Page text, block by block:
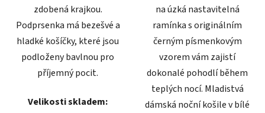
zdobená krajkou.
Podprsenka má bezešvé a
hladké košíčky, které jsou
podloženy bavlnou pro
příjemný pocit.
Velikosti skladem:
na úzká nastavitelná
ramínka s originálním
černým písmenkovým
vzorem vám zajistí
dokonalé pohodlí během
teplých nocí. Mladistvá
dámská noční košile v bílé